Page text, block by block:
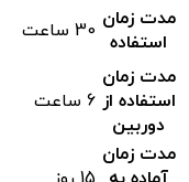
مدت زمان
استفاده
30 ساعت
مدت زمان
استفاده از
دوربین
6 ساعت
مدت زمان